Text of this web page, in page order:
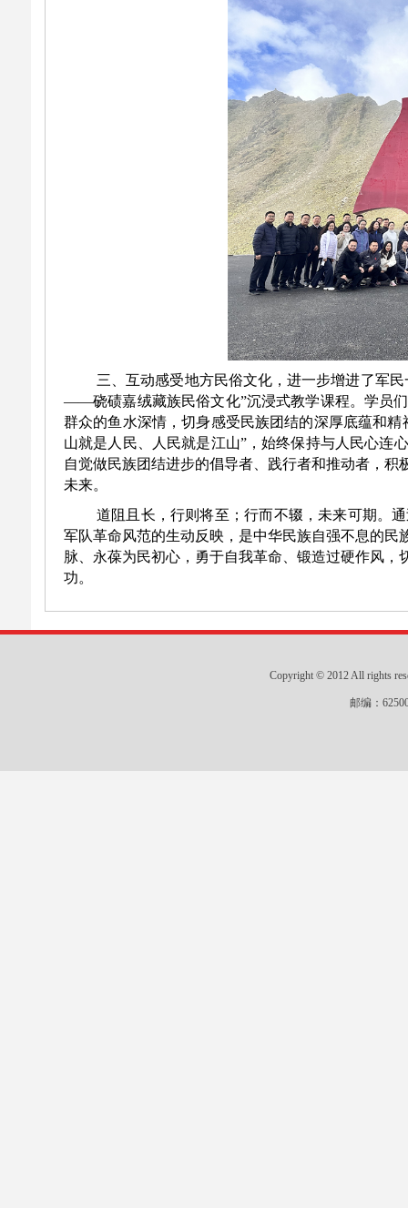
三、互动感受地方民俗文化，进一步增进了军
——硗碛嘉绒藏族民俗文化”沉浸式教学课程。学员
群众的鱼水深情，切身感受民族团结的深厚底蕴和
山就是人民、人民就是江山”，始终保持与人民心连
自觉做民族团结进步的倡导者、践行者和推动者，
未来。
道阻且长，行则将至；行而不辍，未来可期。
军队革命风范的生动反映，是中华民族自强不息的
脉、永葆为民初心，勇于自我革命、锻造过硬作风
功。
Copyright © 2012 All rights
邮编：